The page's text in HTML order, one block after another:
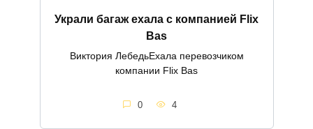
Украли багаж ехала с компанией Flix
Bas
Виктория ЛебедьЕхала перевозчиком
компании Flix Bas
0 4